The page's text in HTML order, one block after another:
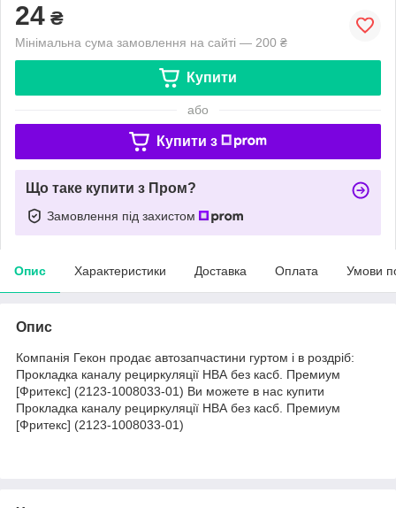
24 ₴
Мінімальна сума замовлення на сайті — 200 ₴
Купити
або
Купити з
Що таке купити з Пром?
Замовлення під захистом
Опис Характеристики Доставка Оплата Умови
Опис
Компанія Гекон продає автозапчастини гуртом і в роздріб:
Прокладка каналу рециркуляції НВА без касб. Премиум
[Фритекс] (2123-1008033-01) Ви можете в нас купити
Прокладка каналу рециркуляції НВА без касб. Премиум
[Фритекс] (2123-1008033-01)